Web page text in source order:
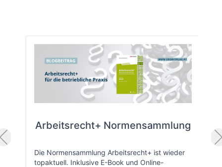
Arbeitsrecht+ Normensammlung
Die Normensammlung Arbeitsrecht+ ist wieder
topaktuell. Inklusive E-Book und Online-